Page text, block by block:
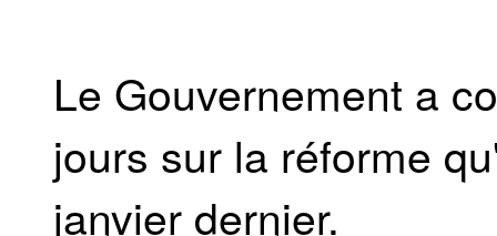
Le Gouvernement a
jours sur la réforme
janvier dernier.